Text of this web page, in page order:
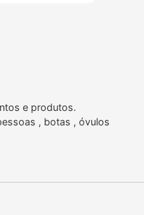
e produtos.
, botas , óvulos